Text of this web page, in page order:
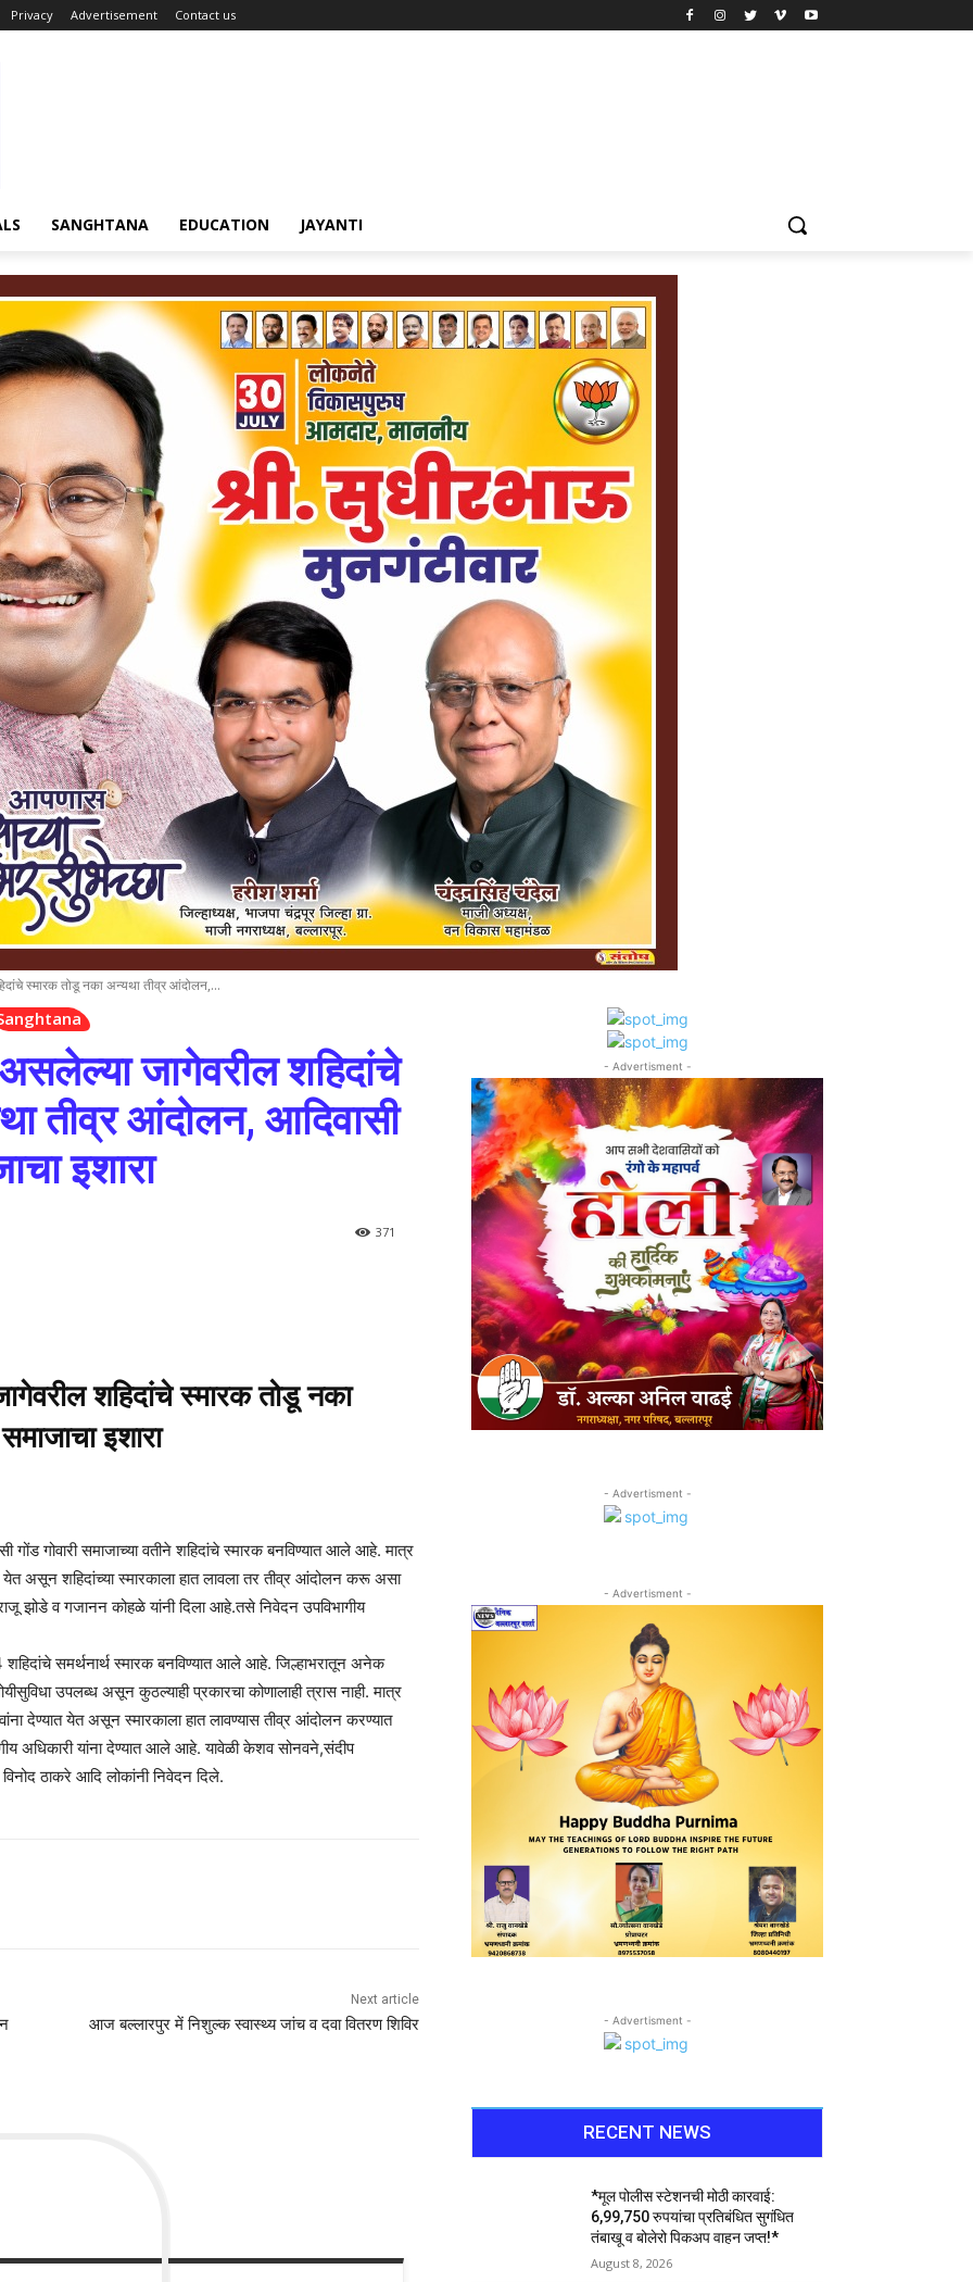
Privacy Advertisement Contact us
SANGHTANA EDUCATION JAYANTI
स्मारक तोडू नका अन्यथा तीव्र आंदोलन,...
असलेल्या जागेवरील शहिदांचे
तीव्र आंदोलन, आदिवासी
इशारा
371
शहिदांचे स्मारक तोडू नका
इशारा
गोंड गोवारी समाजाच्या वतीने शहिदांचे स्मारक बनविण्यात आले आहे. मात्र
येत असून शहिदांच्या स्मारकाला हात लावला तर तीव्र आंदोलन करू असा
झोडे व गजानन कोहळे यांनी दिला आहे.तसे निवेदन उपविभागीय
समर्थनार्थ स्मारक बनविण्यात आले आहे. जिल्हाभरातून अनेक
उपलब्ध असून कुठल्याही प्रकारचा कोणालाही त्रास नाही. मात्र
देण्यात येत असून स्मारकाला हात लावण्यास तीव्र आंदोलन करण्यात
अधिकारी यांना देण्यात आले आहे. यावेळी केशव सोनवने,संदीप
ठाकरे आदि लोकांनी निवेदन दिले.
Next article
आज बल्लारपुर में निशुल्क स्वास्थ्य जांच व दवा वितरण शिविर
- Advertisment -
- Advertisment -
- Advertisment -
- Advertisment -
RECENT NEWS
*मूल पोलीस स्टेशनची मोठी कारवाई:
₹6,99,750 रुपयांचा प्रतिबंधित सुगंधित
तंबाखू व बोलेरो पिकअप वाहन जप्त!*
August 8, 2026